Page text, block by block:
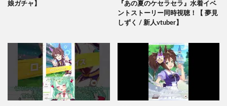
娘ガチャ】
『あの夏のケセラセラ』水着イベ
ントストーリー同時視聴！【 夢見
しずく / 新人vtuber】